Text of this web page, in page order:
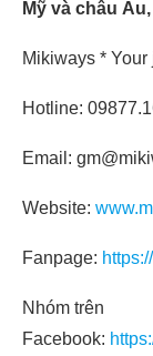
Mỹ và châu
Mikiways *
Hotline:
Email:
Website:
Fanpage:
Nhóm trên
Facebook: